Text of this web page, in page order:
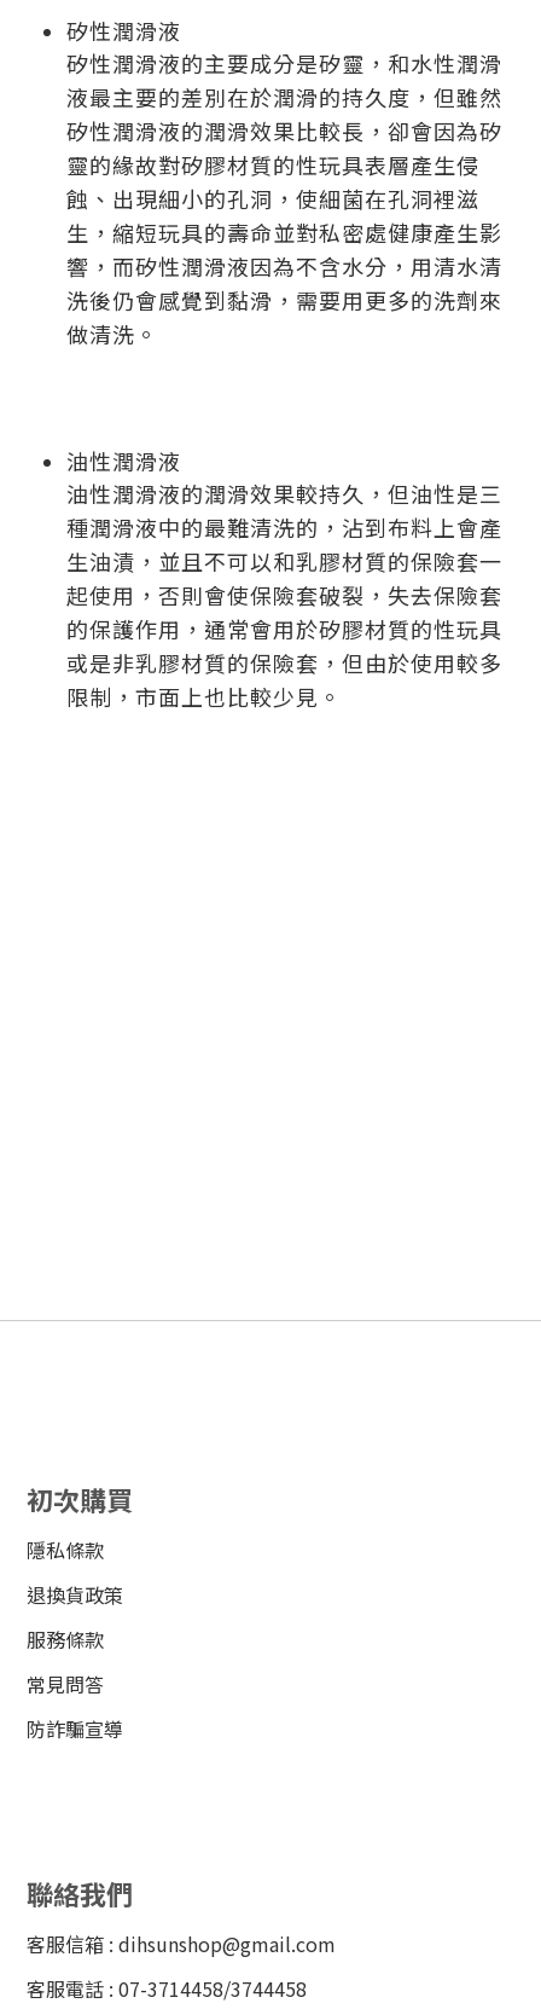
矽性潤滑液
矽性潤滑液的主要成分是矽靈，和水性潤滑
液最主要的差別在於潤滑的持久度，但雖然
矽性潤滑液的潤滑效果比較長，卻會因為矽
靈的緣故對矽膠材質的性玩具表層產生侵
蝕、出現細小的孔洞，使細菌在孔洞裡滋
生，縮短玩具的壽命並對私密處健康產生影
響，而矽性潤滑液因為不含水分，用清水清
洗後仍會感覺到黏滑，需要用更多的洗劑來
做清洗。
油性潤滑液
油性潤滑液的潤滑效果較持久，但油性是三
種潤滑液中的最難清洗的，沾到布料上會產
生油漬，並且不可以和乳膠材質的保險套一
起使用，否則會使保險套破裂，失去保險套
的保護作用，通常會用於矽膠材質的性玩具
或是非乳膠材質的保險套，但由於使用較多
限制，市面上也比較少見。
初次購買
隱私條款
退換貨政策
服務條款
常見問答
防詐騙宣導
聯絡我們
客服信箱 : dihsunshop@gmail.com
客服電話 : 07-3714458/3744458